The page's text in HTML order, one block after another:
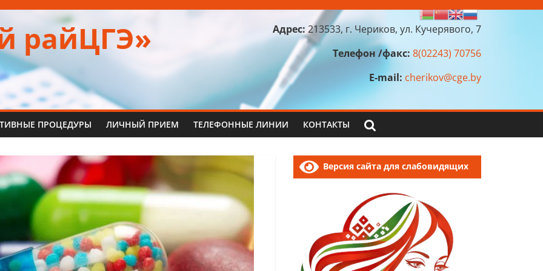
райЦГЭ» Адрес:213533, г. Чериков, ул. Кучерявого, 7
Телефон /факс: 8(02243) 70756
E-mail: cherikov@cge.by
ПРОЦЕДУРЫ ЛИЧНЫЙ ПРИЕМ ТЕЛЕФОННЫЕ ЛИНИИ КОНТАКТЫ
Версия сайта для слабовидящих